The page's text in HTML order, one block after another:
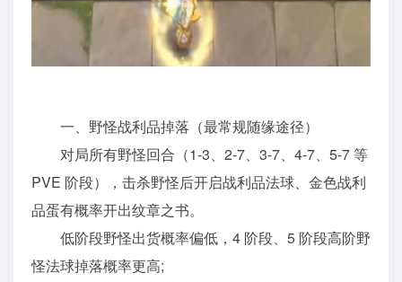
一、野怪战利品掉落（最常规随缘途径）
对局所有野怪回合（1-3、2-7、3-7、4-7、5-7 等
PVE 阶段），击杀野怪后开启战利品法球、金色战利
品蛋有概率开出纹章之书。
低阶段野怪出货概率偏低，4 阶段、5 阶段高阶野
怪法球掉落概率更高;